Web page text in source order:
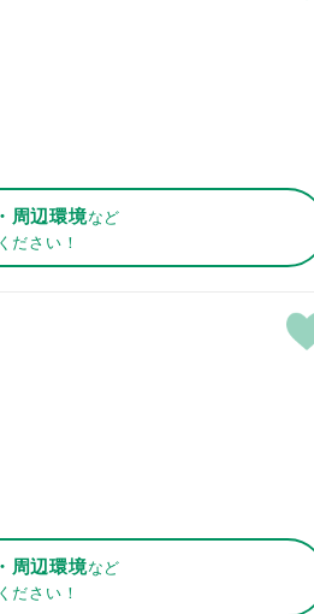
周辺環境など
ださい！
周辺環境など
ださい！